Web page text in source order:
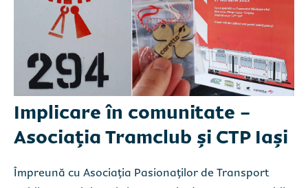
Implicare în comunitate -
Asociaţia Tramclub și CTP Iași
Împreună cu Asociaţia Pasionaţilor de Transport